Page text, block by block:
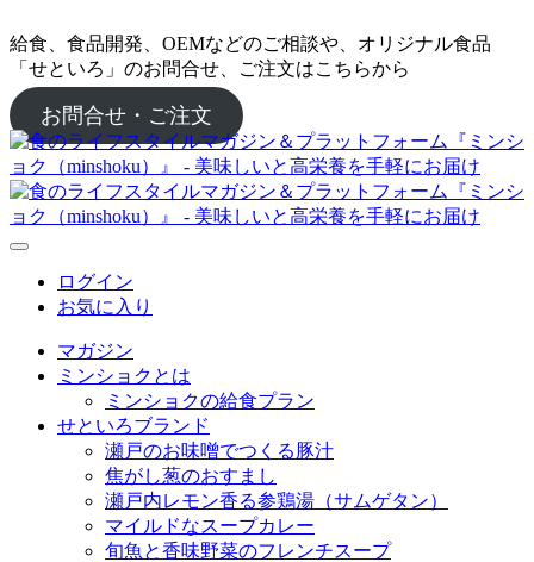
給食、食品開発、OEMなどのご相談や、オリジナル食品
「せといろ」のお問合せ、ご注文はこちらから
お問合せ・ご注文
ログイン
お気に入り
マガジン
ミンショクとは
ミンショクの給食プラン
せといろブランド
瀬戸のお味噌でつくる豚汁
焦がし葱のおすまし
瀬戸内レモン香る参鶏湯（サムゲタン）
マイルドなスープカレー
旬魚と香味野菜のフレンチスープ